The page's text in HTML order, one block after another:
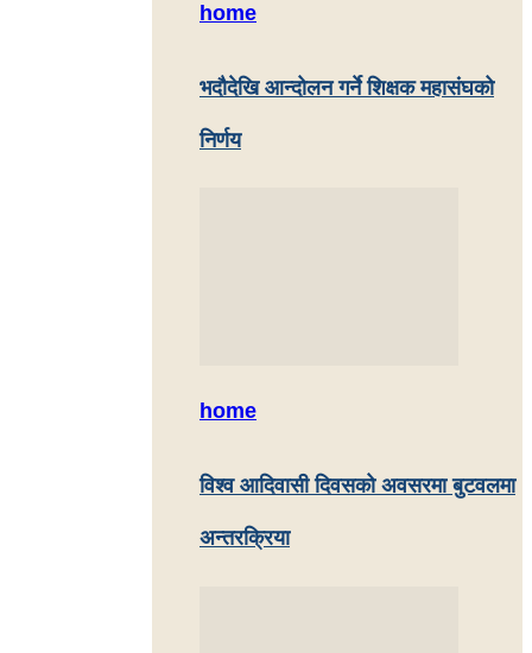
home
भदौदेखि आन्दोलन गर्ने शिक्षक महासंघको
निर्णय
home
विश्व आदिवासी दिवसको अवसरमा बुटवलमा
अन्तरक्रिया